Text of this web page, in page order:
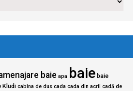
baie apa baie baie
Kludi cabina de dus cada cada din acril cadă de